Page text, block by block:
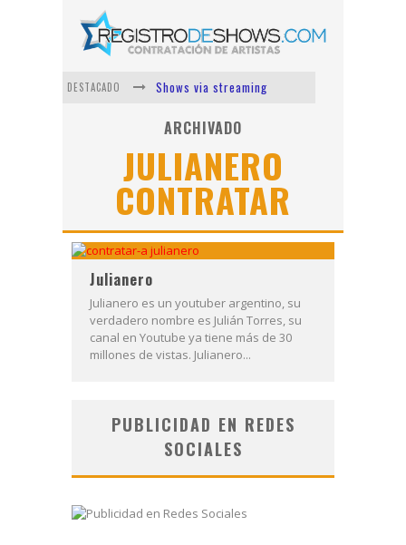
DESTACADO
Shows via streaming
Lit Killah
Nicki Nicole
Duki
Vi Em
Los Ángeles Azules
ARCHIVADO
JULIANERO
CONTRATAR
Julianero
Julianero es un youtuber argentino, su
verdadero nombre es Julián Torres, su
canal en Youtube ya tiene más de 30
millones de vistas. Julianero...
PUBLICIDAD EN REDES
SOCIALES